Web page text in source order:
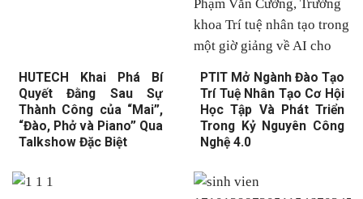
HUTECH Khai Phá Bí
Quyết Đằng Sau Sự
Thành Công của “Mai”,
“Đào, Phở và Piano” Qua
Talkshow Đặc Biệt
PTIT Mở Ngành Đào Tạo
Trí Tuệ Nhân Tạo Cơ Hội
Học Tập Và Phát Triển
Trong Kỷ Nguyên Công
Nghệ 4.0